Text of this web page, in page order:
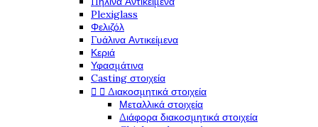
Plexiglass
Φελιζόλ
Γυάλινα Αντικείμενα
Κεριά
Υφασμάτινα
Casting στοιχεία
  Διακοσμητικά στοιχεία
Μεταλλικά στοιχεία
Διάφορα διακοσμητικά στοιχεία